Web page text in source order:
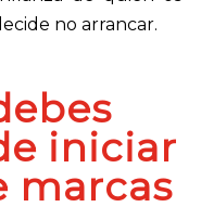
no arrancar.
iniciar
marcas